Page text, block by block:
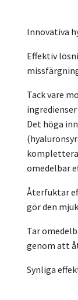
Innovativa
Effektiv
Tack vare
Det höga
omedelbar
Återfuktar
gör den
Tar
genom att
Synliga